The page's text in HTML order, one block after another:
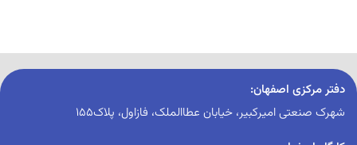
دفتر مرکزی اصفهان:
شهرک صنعتی امیرکبیر، خیابان عطاالملک، فازاول، پلاک155